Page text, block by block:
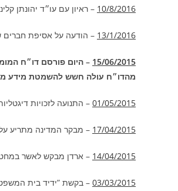
10/8/2016 – ראיון עם עו״ד יהונתן
13/1/2016 – הודעה על אסיפת חברים
15/06/2015 – היום פורסם דו״ח
מהדו״ח עולה חשש להשמטת מידע
01/05/2015 – התנועה לזכויות
17/04/2015 – מבקר המדינה מתריע על
14/04/2015 – ארדן מבקש לאשר
03/03/2015 – בקשת ”ידיד בית